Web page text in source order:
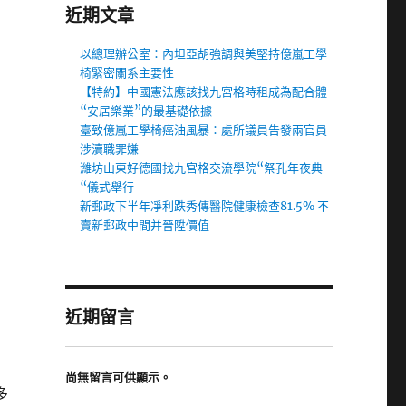
近期文章
以總理辦公室：內坦亞胡強調與美堅持億嵐工學
椅緊密關系主要性
【特約】中國憲法應該找九宮格時租成為配合體
“安居樂業”的最基礎依據
臺致億嵐工學椅癌油風暴：處所議員告發兩官員
涉瀆職罪嫌
濰坊山東好德國找九宮格交流學院“祭孔年夜典
“儀式舉行
新郵政下半年凈利跌秀傳醫院健康檢查81.5% 不
賣新郵政中間并晉陞價值
近期留言
尚無留言可供顯示。